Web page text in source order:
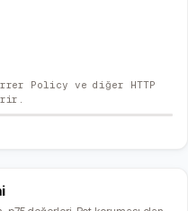
Policy ve diğer HTTP